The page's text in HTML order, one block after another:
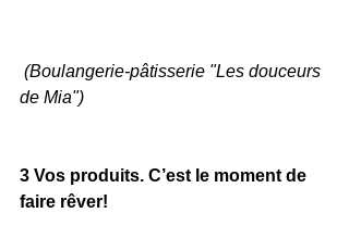
de Mia")
3 Vos produits. C’est le moment de
faire rêver!